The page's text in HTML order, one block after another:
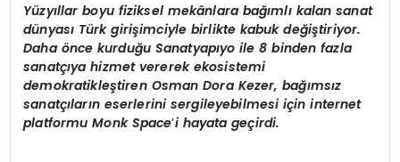
Yüzyıllar boyu fiziksel mekânlara bağımlı kalan sanat
dünyası Türk girişimciyle birlikte kabuk değiştiriyor.
Daha önce kurduğu Sanatyapıyo ile 8 binden fazla
sanatçıya hizmet vererek ekosistemi
demokratikleştiren Osman Dora Kezer, bağımsız
sanatçıların eserlerini sergileyebilmesi için internet
platformu Monk Space’i hayata geçirdi.